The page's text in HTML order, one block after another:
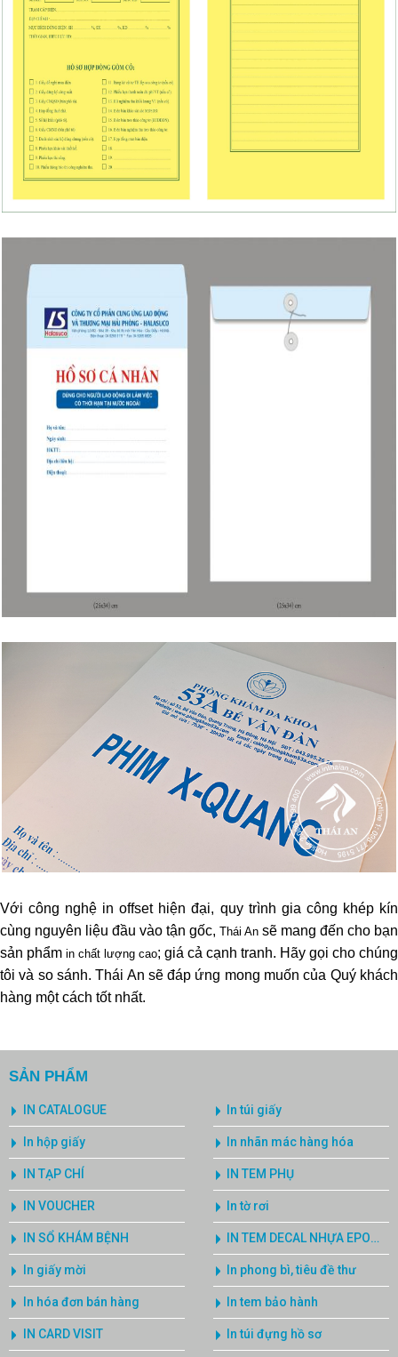
Với công nghệ in offset hiện đại, quy trình gia công khép kín
cùng nguyên liệu đầu vào tận gốc, Thái An sẽ mang đến cho bạn
sản phẩm in chất lượng cao; giá cả cạnh tranh. Hãy gọi cho chúng
tôi và so sánh. Thái An sẽ đáp ứng mong muốn của Quý khách
hàng một cách tốt nhất.
SẢN PHẨM
IN CATALOGUE In túi giấy
In hộp giấy In nhãn mác hàng hóa
IN TẠP CHÍ IN TEM PHỤ
IN VOUCHER In tờ rơi
IN SỔ KHÁM BỆNH IN TEM DECAL NHỰA EPOXY
In giấy mời In phong bì, tiêu đề thư
In hóa đơn bán hàng In tem bảo hành
IN CARD VISIT In túi đựng hồ sơ